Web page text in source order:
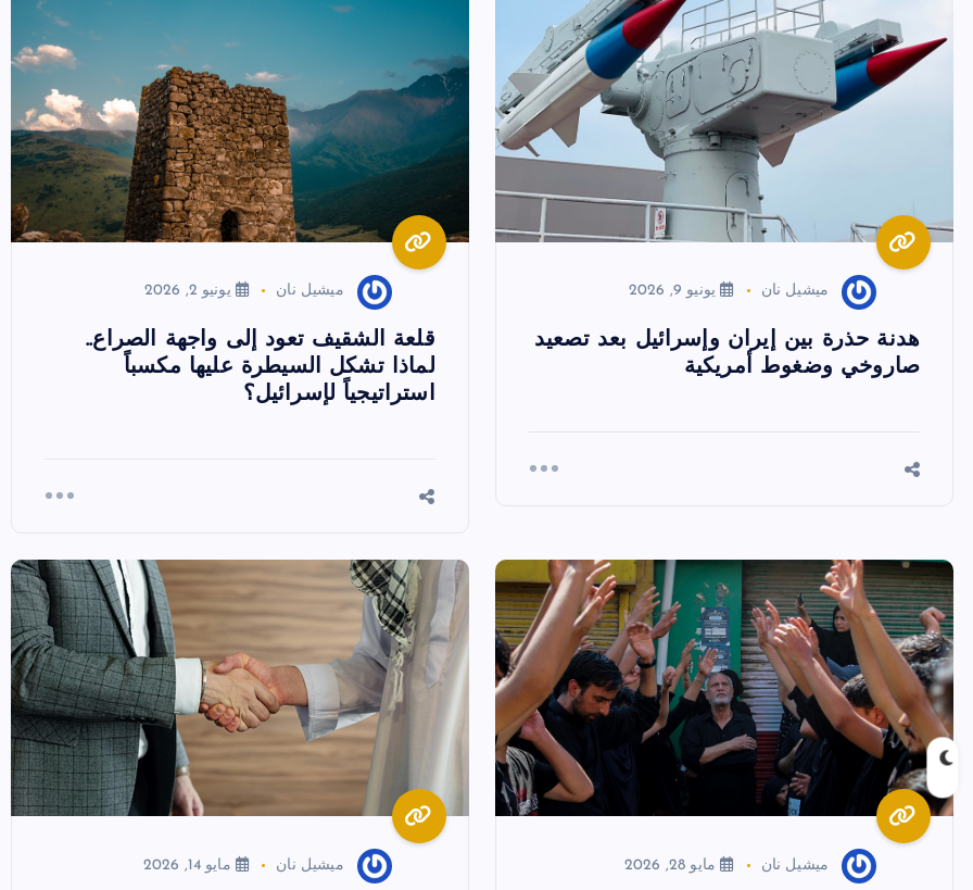
ميشيل نان يونيو 9, 2026
هدنة حذرة بين إيران وإسرائيل بعد تصعيد
صاروخي وضغوط أمريكية
ميشيل نان يونيو 2, 2026
قلعة الشقيف تعود إلى واجهة الصراع..
لماذا تشكل السيطرة عليها مكسباً
استراتيجياً لإسرائيل؟
ميشيل نان مايو 28, 2026 ميشيل نان مايو 14, 2026